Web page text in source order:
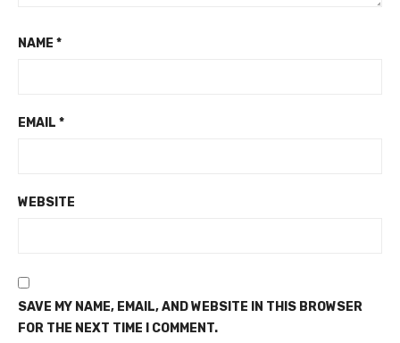
NAME *
EMAIL *
WEBSITE
SAVE MY NAME, EMAIL, AND WEBSITE IN THIS BROWSER
FOR THE NEXT TIME I COMMENT.